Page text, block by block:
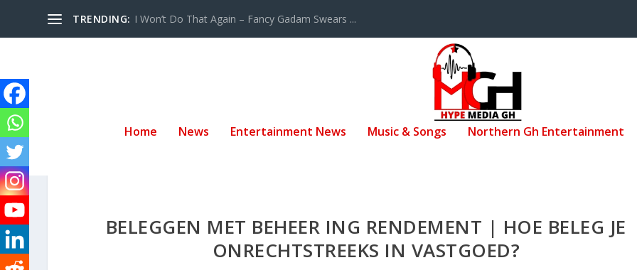
TRENDING: I Won’t Do That Again – Fancy Gadam Swears ...
Home News Entertainment News Music & Songs Northern Gh Entertainment
BELEGGEN MET BEHEER ING RENDEMENT | HOE BELEG JE
ONRECHTSTREEKS IN VASTGOED?